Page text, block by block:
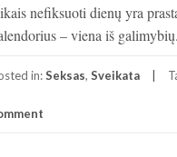
nefiksuoti dienų yra
– viena iš
in:Seksas, Sveikata